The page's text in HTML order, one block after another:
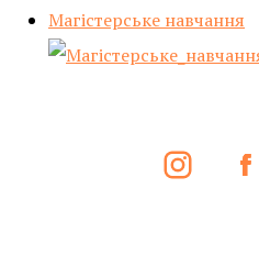
Магістерське навчання